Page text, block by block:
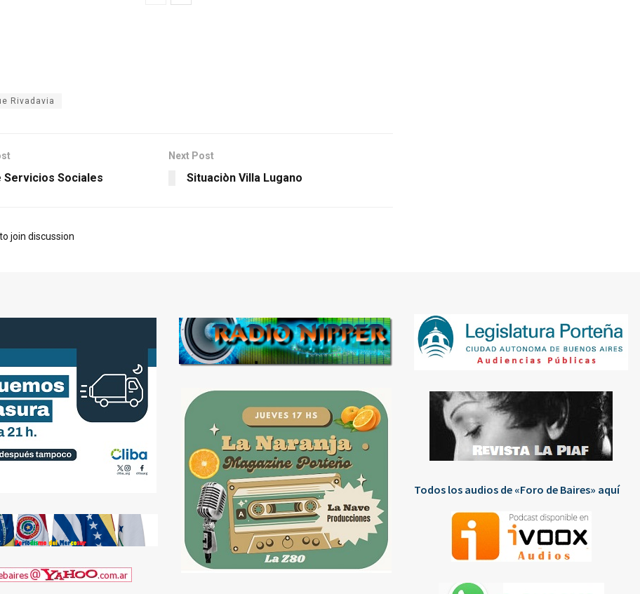
Rivadavia
Servicios Sociales
Next Post
Situaciòn Villa Lugano
to join discussion
Todos los audios de «Foro de Baires» aquí